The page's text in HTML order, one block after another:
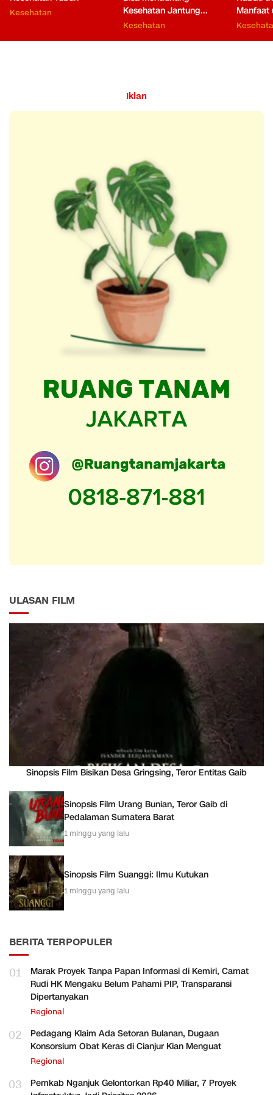
Kesehatan
Kesehatan Jantung
hingga Fungsi Otak
Kesehatan
Manfaat
Iklan
ULASAN FILM
Sinopsis Film Bisikan Desa Gringsing, Teror Entitas Gaib
Sinopsis Film Urang Bunian, Teror Gaib di
Pedalaman Sumatera Barat
1 minggu yang lalu
Sinopsis Film Suanggi: Ilmu Kutukan
1 minggu yang lalu
BERITA TERPOPULER
01
Marak Proyek Tanpa Papan Informasi di Kemiri, Camat
Rudi HK Mengaku Belum Pahami PIP, Transparansi
Dipertanyakan
Regional
02
Pedagang Klaim Ada Setoran Bulanan, Dugaan
Konsorsium Obat Keras di Cianjur Kian Menguat
Regional
03
Pemkab Nganjuk Gelontorkan Rp40 Miliar, 7 Proyek